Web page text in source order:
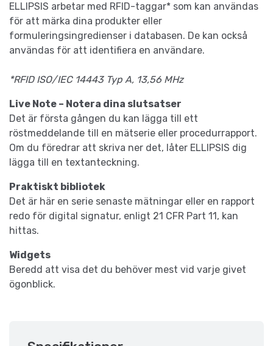
ELLIPSIS arbetar med RFID-taggar* som kan användas
för att märka dina produkter eller
formuleringsingredienser i databasen. De kan också
användas för att identifiera en användare.
*RFID ISO/IEC 14443 Typ A, 13,56 MHz
Live Note – Notera dina slutsatser
Det är första gången du kan lägga till ett
röstmeddelande till en mätserie eller procedurrapport.
Om du föredrar att skriva ner det, låter ELLIPSIS dig
lägga till en textanteckning.
Praktiskt bibliotek
Det är här en serie senaste mätningar eller en rapport
redo för digital signatur, enligt 21 CFR Part 11, kan
hittas.
Widgets
Beredd att visa det du behöver mest vid varje givet
ögonblick.